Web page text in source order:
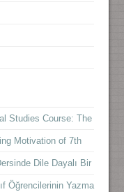
Studies Course: The
Motivation of 7th
Dile Dayalı Bir
Öğrencilerinin Yazma